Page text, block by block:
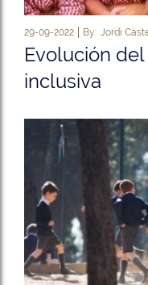
29-09-2022 By: Jordi
Evolución
inclusiva